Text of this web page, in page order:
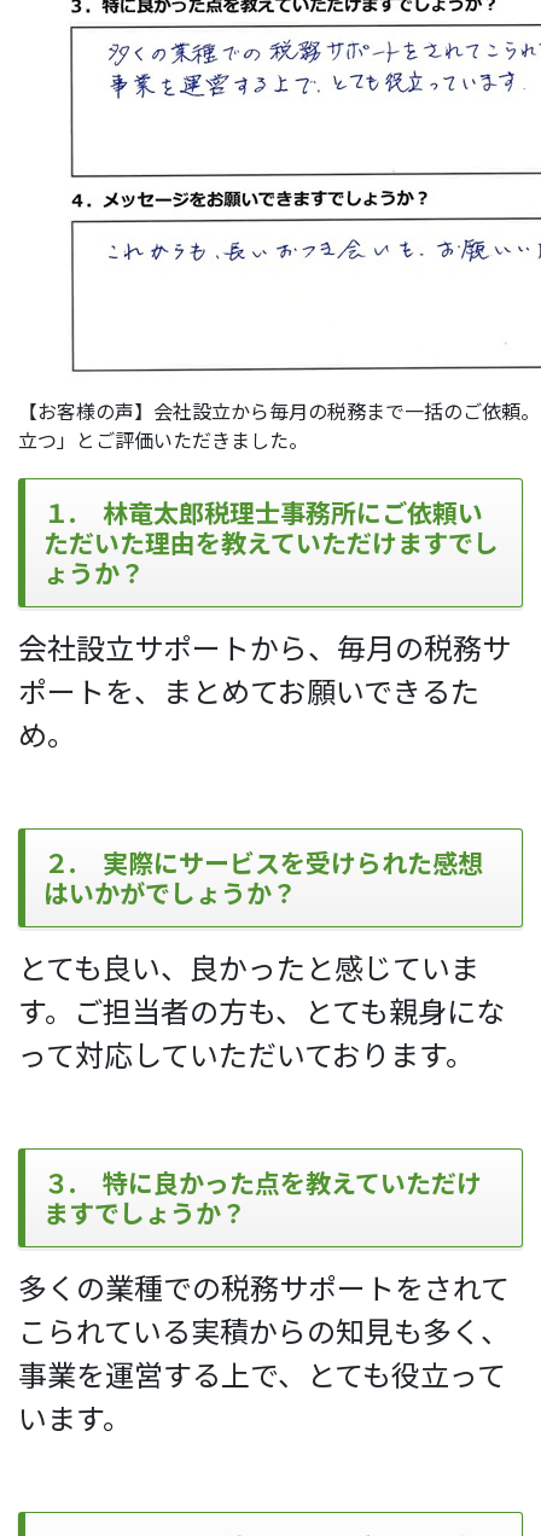
【お客様の声】会社設立から毎月の税務まで一括のご依頼
立つ」とご評価いただきました。
１. 林竜太郎税理士事務所にご依頼い
ただいた理由を教えていただけますでし
ょうか？
会社設立サポートから、毎月の税務サ
ポートを、まとめてお願いできるた
め。
２. 実際にサービスを受けられた感想
はいかがでしょうか？
とても良い、良かったと感じていま
す。ご担当者の方も、とても親身にな
って対応していただいております。
３. 特に良かった点を教えていただけ
ますでしょうか？
多くの業種での税務サポートをされて
こられている実積からの知見も多く、
事業を運営する上で、とても役立って
います。